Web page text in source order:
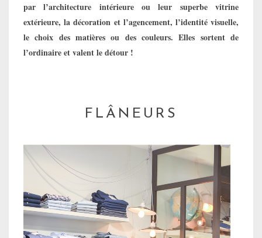
par l’architecture intérieure ou leur superbe vitrine
extérieure, la décoration et l’agencement, l’identité visuelle,
le choix des matières ou des couleurs. Elles sortent de
l’ordinaire et valent le détour !
FLÂNEURS